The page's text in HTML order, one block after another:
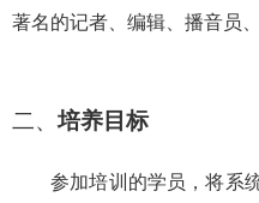
著名的记者、编辑、播音员
二、培养目标
参加培训的学员，将系